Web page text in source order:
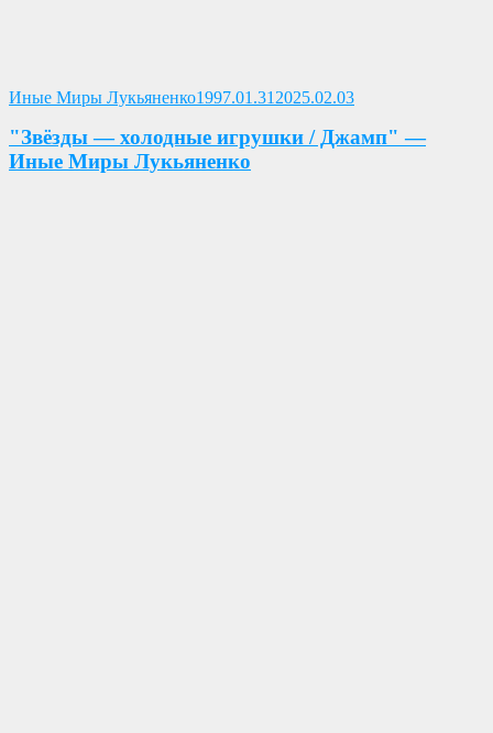
Иные Миры ЛукьяненкоОпубликовано
1997.01.312025.02.03
"Звёзды — холодные игрушки / Джамп" —
Иные Миры Лукьяненко